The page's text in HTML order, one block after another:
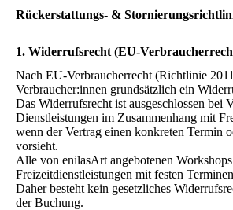
Rückerstattungs- &
1. Widerrufsrecht (EU-
Nach EU-Verbraucherrecht (Richtlinie
Verbraucher:innen grundsätzlich ein
Das Widerrufsrecht ist ausgeschlossen bei
Dienstleistungen im Zusammenhang mit
wenn der Vertrag einen konkreten Termin
vorsieht.
Alle von enilasArt angebotenen
Freizeitdienstleistungen mit festen
Daher besteht kein gesetzliches
der Buchung.